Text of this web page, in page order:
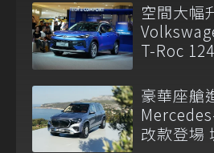
空間大幅
T-Roc
豪華座艙
改款登場